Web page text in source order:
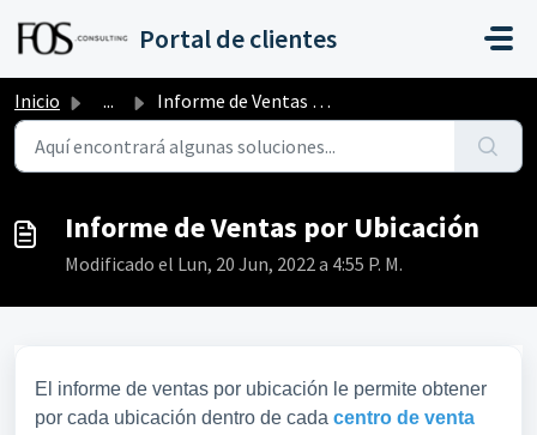
Portal de clientes
Inicio ... Informe de Ventas por Ubicación
Informe de Ventas por Ubicación
Modificado el Lun, 20 Jun, 2022 a 4:55 P. M.
El informe de ventas por ubicación le permite obtener
por cada ubicación dentro de cada centro de venta